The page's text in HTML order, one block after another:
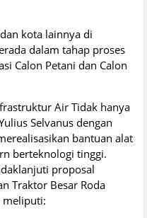
kota lainnya di
dalam tahap proses
Calon Petani dan Calon
Air Tidak hanya
Selvanus dengan
bantuan alat
berteknologi tinggi.
proposal
Traktor Besar Roda
meliputi: